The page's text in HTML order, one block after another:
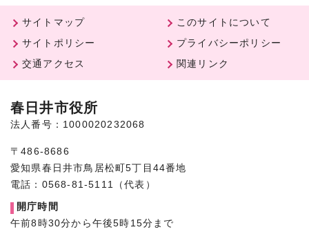
サイトマップ
このサイトについて
サイトポリシー
プライバシーポリシー
交通アクセス
関連リンク
春日井市役所
法人番号：1000020232068
〒486-8686
愛知県春日井市鳥居松町5丁目44番地
電話：0568-81-5111（代表）
開庁時間
午前8時30分から午後5時15分まで